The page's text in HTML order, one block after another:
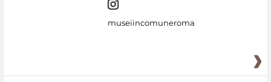
museiincomuneroma